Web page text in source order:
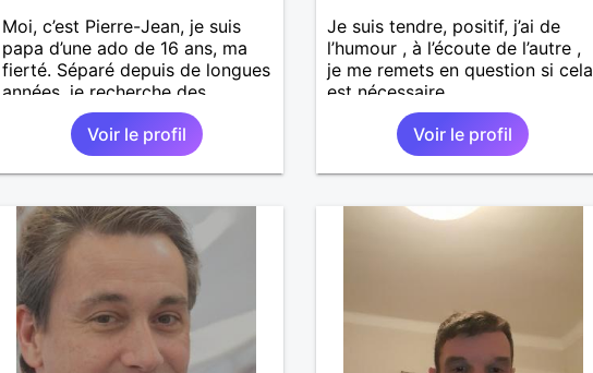
Moi, c’est Pierre-Jean, je suis
papa d’une ado de 16 ans, ma
fierté. Séparé depuis de longues
années, je recherche des
affinités amicales afin de
rompre une solitude parfois
difficile à gérer ainsi que casser
le vague à l’âme. L’amitié reste
yeux mais peut se décliner en
des sentiments plus puissants.
« Le temps fera son œuvre »
disait Arthur Schopenhauer,
philosophe allemand que j’adore.
J’aime discuter sans pour autant
être trop locace. Je suis bourré
Voir le profil
Je suis tendre, positif, j’ai de
l’humour , à l’écoute de l’autre ,
je me remets en question si cela
est nécessaire.
Voir le profil